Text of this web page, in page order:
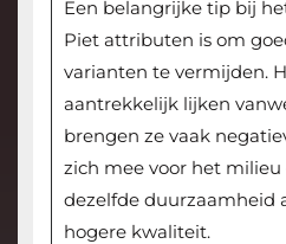
Een belangrijke tip bij
Piet attributen is om
varianten te vermijden.
aantrekkelijk lijken
brengen ze vaak
zich mee voor het
dezelfde duurzaamheid
hogere kwaliteit.